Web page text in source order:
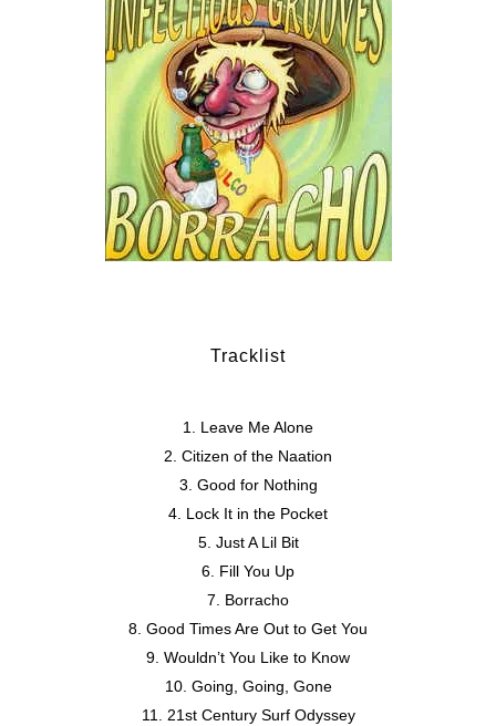
Tracklist
Leave Me Alone
Citizen of the Naation
Good for Nothing
Lock It in the Pocket
Just A Lil Bit
Fill You Up
Borracho
Good Times Are Out to Get You
Wouldn’t You Like to Know
Going, Going, Gone
21st Century Surf Odyssey